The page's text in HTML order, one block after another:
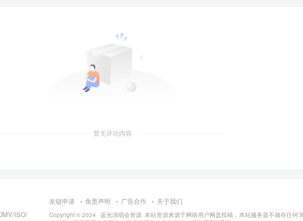
暂无评论内容
友链申请 免责声明 广告合作 关于我们
Copyright © 2024 · 蓝光演唱会资源 ·本站资源来源于网络用户网盘投稿，本站服务器不储存任何